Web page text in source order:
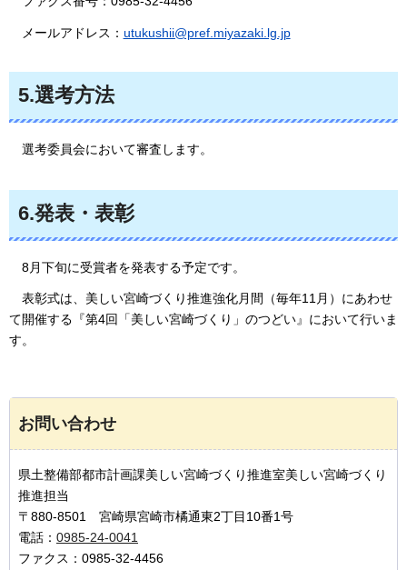
メールアドレス： utukushii@pref.miyazaki.lg.jp
5.選考方法
選考委員会において審査します。
6.発表・表彰
8月下旬に受賞者を発表する予定です。
表彰式は 、美しい宮崎づくり推進強化月間（毎年11月）にあわせ
て開催する『第4回「美しい宮崎づくり」のつどい』において行いま
す。
お問い合わせ
県土整備部都市計画課美しい宮崎づくり推進室美しい宮崎づくり
推進担当
〒880-8501 宮崎県宮崎市橘通東2丁目10番1号
電話： 0985-24-0041
ファクス：0985-32-4456